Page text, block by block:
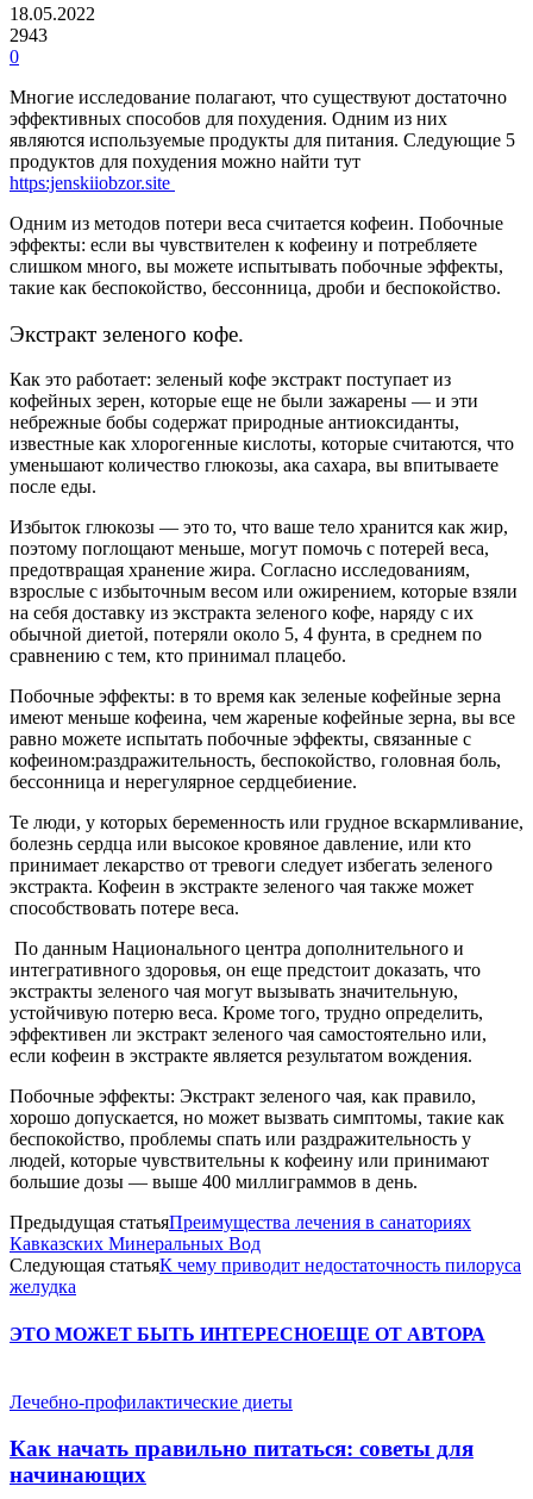
18.05.2022
2943
0
Многие исследование полагают, что существуют достаточно
эффективных способов для похудения. Одним из них
являются используемые продукты для питания. Следующие 5
продуктов для похудения можно найти тут
https:jenskiiobzor.site
Одним из методов потери веса считается кофеин. Побочные
эффекты: если вы чувствителен к кофеину и потребляете
слишком много, вы можете испытывать побочные эффекты,
такие как беспокойство, бессонница, дроби и беспокойство.
Экстракт зеленого кофе.
Как это работает: зеленый кофе экстракт поступает из
кофейных зерен, которые еще не были зажарены — и эти
небрежные бобы содержат природные антиоксиданты,
известные как хлорогенные кислоты, которые считаются, что
уменьшают количество глюкозы, ака сахара, вы впитываете
после еды.
Избыток глюкозы — это то, что ваше тело хранится как жир,
поэтому поглощают меньше, могут помочь с потерей веса,
предотвращая хранение жира. Согласно исследованиям,
взрослые с избыточным весом или ожирением, которые взяли
на себя доставку из экстракта зеленого кофе, наряду с их
обычной диетой, потеряли около 5, 4 фунта, в среднем по
сравнению с тем, кто принимал плацебо.
Побочные эффекты: в то время как зеленые кофейные зерна
имеют меньше кофеина, чем жареные кофейные зерна, вы все
равно можете испытать побочные эффекты, связанные с
кофеином:раздражительность, беспокойство, головная боль,
бессонница и нерегулярное сердцебиение.
Те люди, у которых беременность или грудное вскармливание,
болезнь сердца или высокое кровяное давление, или кто
принимает лекарство от тревоги следует избегать зеленого
экстракта. Кофеин в экстракте зеленого чая также может
способствовать потере веса.
По данным Национального центра дополнительного и
интегративного здоровья, он еще предстоит доказать, что
экстракты зеленого чая могут вызывать значительную,
устойчивую потерю веса. Кроме того, трудно определить,
эффективен ли экстракт зеленого чая самостоятельно или,
если кофеин в экстракте является результатом вождения.
Побочные эффекты: Экстракт зеленого чая, как правило,
хорошо допускается, но может вызвать симптомы, такие как
беспокойство, проблемы спать или раздражительность у
людей, которые чувствительны к кофеину или принимают
большие дозы — выше 400 миллиграммов в день.
Предыдущая статьяПреимущества лечения в санаториях
Кавказских Минеральных Вод
Следующая статьяК чему приводит недостаточность пилоруса
желудка
ЭТО МОЖЕТ БЫТЬ ИНТЕРЕСНОЕЩЕ ОТ АВТОРА
Лечебно-профилактические диеты
Как начать правильно питаться: советы для
начинающих